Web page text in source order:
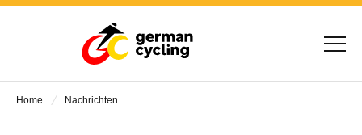
Home Nachrichten